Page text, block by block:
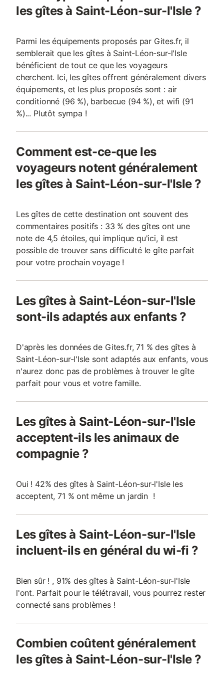
séchoir à tabac, est répartie sur deux
étages. L'entré
les gîtes à Saint-Léon-sur-l'Isle ?
Parmi les équipements proposés par Gites.fr, il
semblerait que les gîtes à Saint-Léon-sur-l'Isle
bénéficient de tout ce que les voyageurs
cherchent. Ici, les gîtes offrent généralement divers
équipements, et les plus proposés sont : air
conditionné (96 %), barbecue (94 %), et wifi (91
%)... Plutôt sympa !
Comment est-ce-que les
voyageurs notent généralement
les gîtes à Saint-Léon-sur-l'Isle ?
Les gîtes de cette destination ont souvent des
commentaires positifs : 33 % des gîtes ont une
note de 4,5 étoiles, qui implique qu'ici, il est
possible de trouver sans difficulté le gîte parfait
pour votre prochain voyage !
Les gîtes à Saint-Léon-sur-l'Isle
sont-ils adaptés aux enfants ?
D'après les données de Gites.fr, 71 % des gîtes à
Saint-Léon-sur-l'Isle sont adaptés aux enfants, vous
n'aurez donc pas de problèmes à trouver le gîte
parfait pour vous et votre famille.
Les gîtes à Saint-Léon-sur-l'Isle
acceptent-ils les animaux de
compagnie ?
Oui ! 42% des gîtes à Saint-Léon-sur-l'Isle les
acceptent, 71 % ont même un jardin !
Les gîtes à Saint-Léon-sur-l'Isle
incluent-ils en général du wi-fi ?
Bien sûr ! , 91% des gîtes à Saint-Léon-sur-l'Isle
l'ont. Parfait pour le télétravail, vous pourrez rester
connecté sans problèmes !
Combien coûtent généralement
les gîtes à Saint-Léon-sur-l'Isle ?